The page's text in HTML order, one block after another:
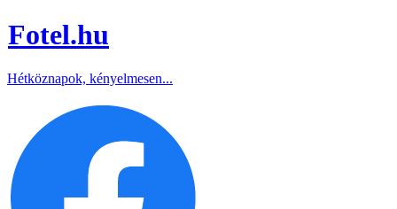
Fotel.hu
Hétköznapok, kényelmesen...